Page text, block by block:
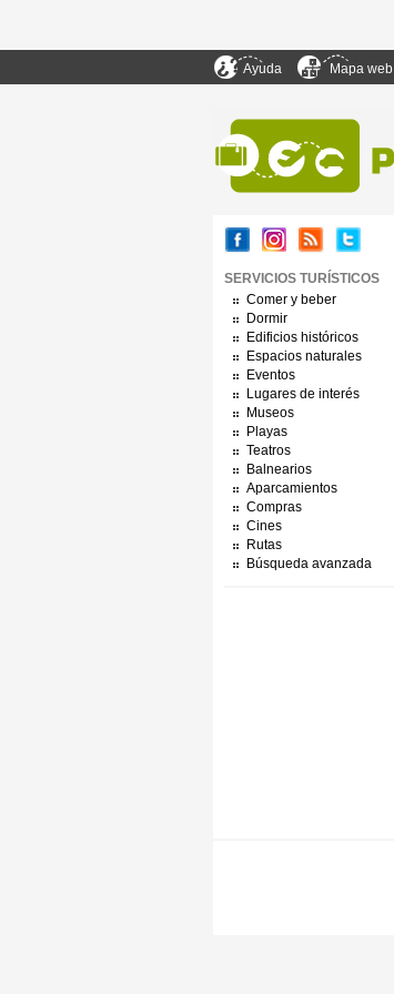
Ayuda Mapa web
SERVICIOS TURÍSTICOS
Comer y beber
Dormir
Edificios históricos
Espacios naturales
Eventos
Lugares de interés
Museos
Playas
Teatros
Balnearios
Aparcamientos
Compras
Cines
Rutas
Búsqueda avanzada